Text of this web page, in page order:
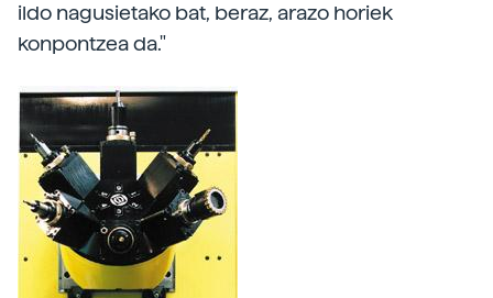
ildo nagusietako bat, beraz, arazo horiek
konpontzea da."